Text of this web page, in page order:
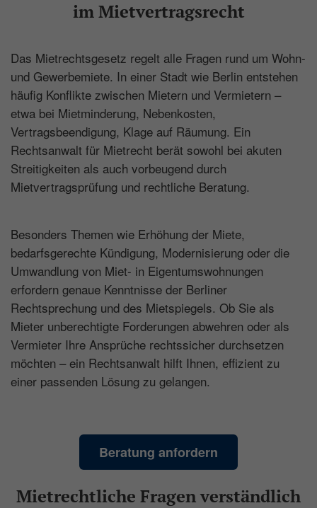
im Mietvertragsrecht
Das Mietrechtsgesetz regelt alle Fragen rund um Wohn-
und Gewerbemiete. In einer Stadt wie Berlin entstehen
häufig Konflikte zwischen Mietern und Vermietern –
etwa bei Mietminderung, Nebenkosten,
Vertragsbeendigung, Klage auf Räumung. Ein
Rechtsanwalt für Mietrecht berät sowohl bei akuten
Streitigkeiten als auch vorbeugend durch
Mietvertragsprüfung und rechtliche Beratung.
Besonders Themen wie Erhöhung der Miete,
bedarfsgerechte Kündigung, Modernisierung oder die
Umwandlung von Miet- in Eigentumswohnungen
erfordern genaue Kenntnisse der Berliner
Rechtsprechung und des Mietspiegels. Ob Sie als
Mieter unberechtigte Forderungen abwehren oder als
Vermieter Ihre Ansprüche rechtssicher durchsetzen
möchten – ein Rechtsanwalt hilft Ihnen, effizient zu
einer passenden Lösung zu gelangen.
Beratung anfordern
Mietrechtliche Fragen verständlich